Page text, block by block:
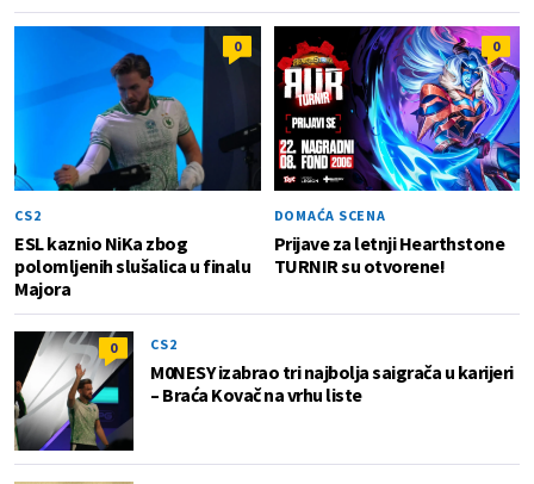
0
CS2
ESL kaznio NiKa zbog
polomljenih slušalica u finalu
Majora
0
DOMAĆA SCENA
Prijave za letnji Hearthstone
TURNIR su otvorene!
0 CS2
M0NESY izabrao tri najbolja saigrača u karijeri
– Braća Kovač na vrhu liste